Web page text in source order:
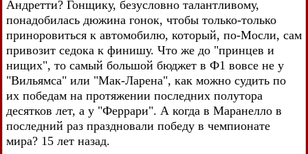
Андретти? Гонщику, безусловно талантливому,
понадобилась дюжина гонок, чтобы только-только
приноровиться к автомобилю, который, по-Мосли, сам
привозит седока к финишу. Что же до "принцев и
нищих", то самый большой бюджет в Ф1 вовсе не у
"Вильямса" или "Мак-Ларена", как можно судить по
их победам на протяжении последних полутора
десятков лет, а у "Феррари". А когда в Маранелло в
последний раз праздновали победу в чемпионате
мира? 15 лет назад.